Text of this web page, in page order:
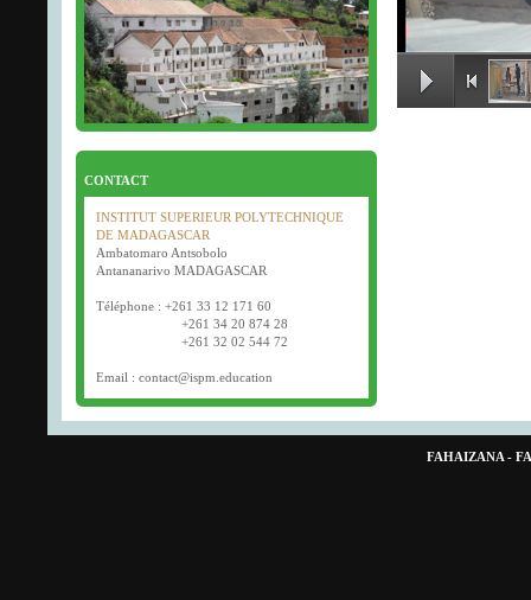
année) : jeudi 26 mars 2020.
Bonne fête de Pâques tout le monde !
CONTACT
INSTITUT SUPERIEUR POLYTECHNIQUE
DE MADAGASCAR
Ambatomaro Antsobolo
Antananarivo MADAGASCAR
Téléphone : +261 33 12 171 60
+261 34 20 874 28
+261 32 02 544 72
Email : contact@ispm.education
FAHAIZANA -